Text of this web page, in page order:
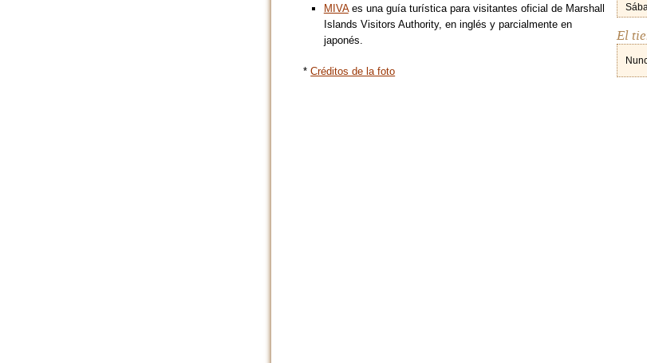
El
MIVAes una guía turística para visitantes oficial de Marshall
Islands Visitors Authority, en inglés y parcialmente en
japonés.
*Créditos de la foto